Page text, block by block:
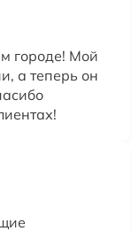
городе! Мой
а теперь он